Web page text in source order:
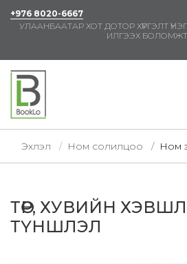
+976 8020-6667
УЛААНБААТАР ХОТ ДОТОР ХҮРГЭЛТ
ИЛГЭЭХ
Эхлэл Ном солилцоо Ном
ТӨР, ХУВИЙН
ТҮНШЛЭЛ